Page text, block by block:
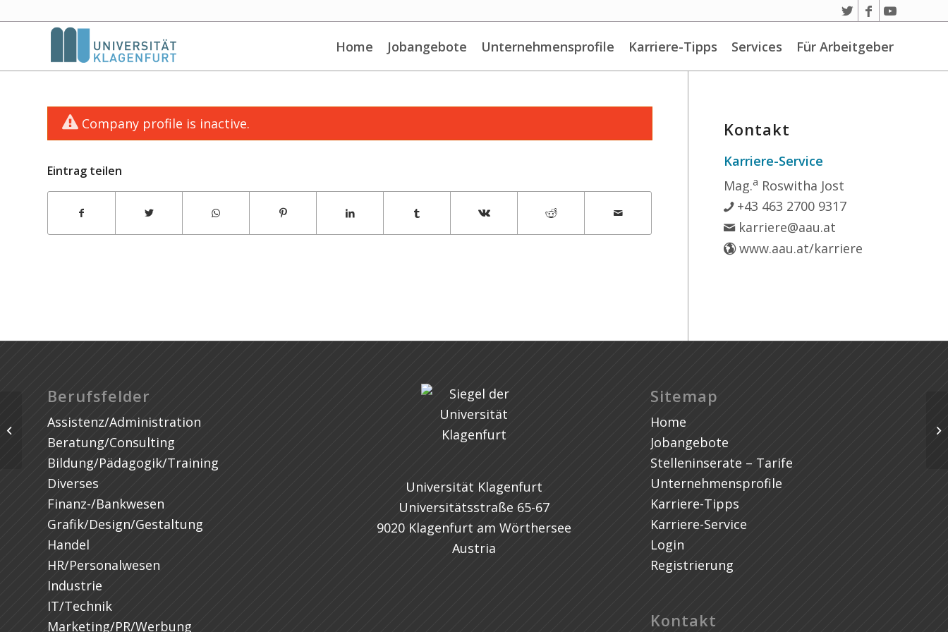
Home Jobangebote Unternehmensprofile Karriere-Tipps Services Für Arbeitgeber
Company profile is inactive.
Eintrag teilen
Kontakt
Karriere-Service
Mag.a Roswitha Jost
+43 463 2700 9317
karriere@aau.at
www.aau.at/karriere
Berufsfelder
Assistenz/Administration
Beratung/Consulting
Bildung/Pädagogik/Training
Diverses
Finanz-/Bankwesen
Grafik/Design/Gestaltung
Handel
HR/Personalwesen
Industrie
IT/Technik
Marketing/PR/Werbung
Universität Klagenfurt
Universitätsstraße 65-67
9020 Klagenfurt am Wörthersee
Austria
Sitemap
Home
Jobangebote
Stelleninserate – Tarife
Unternehmensprofile
Karriere-Tipps
Karriere-Service
Login
Registrierung
Kontakt